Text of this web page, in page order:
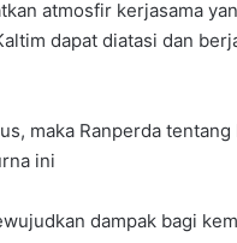
atmosfir kerjasama
dapat diatasi dan
maka Ranperda
ini
dampak bagi